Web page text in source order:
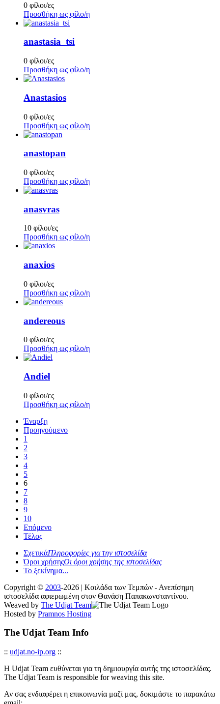
0 φίλοι/ες
Προσθήκη ως φίλο/η
anastasia_tsi
0 φίλοι/ες
Προσθήκη ως φίλο/η
Anastasios
0 φίλοι/ες
Προσθήκη ως φίλο/η
anastopan
0 φίλοι/ες
Προσθήκη ως φίλο/η
anasvras
10 φίλοι/ες
Προσθήκη ως φίλο/η
anaxios
0 φίλοι/ες
Προσθήκη ως φίλο/η
andereous
0 φίλοι/ες
Προσθήκη ως φίλο/η
Andiel
0 φίλοι/ες
Προσθήκη ως φίλο/η
Έναρξη
Προηγούμενο
1
2
3
4
5
6
7
8
9
10
Επόμενο
Τέλος
ΣχετικάΠληροφορίες για την ιστοσελίδα
Όροι χρήσηςΟι όροι χρήσης της ιστοσελίδας
Το ξεκίνημα...
Copyright © 2003-2026 | Κοιλάδα των Τεμπών - Ανεπίσημη
ιστοσελίδα αφιερωμένη στον Θανάση Παπακωνσταντίνου.
Weaved by The Udjat Team
Hosted by Pramnos Hosting
The Udjat Team Info
:: udjat.no-ip.org ::
Η Udjat Team ευθύνεται για τη δημιουργία αυτής της ιστοσελίδας.
The Udjat Team is responsible for weaving this site.
Αν σας ενδιαφέρει η επικοινωνία μαζί μας, δοκιμάστε το παρακάτω